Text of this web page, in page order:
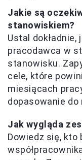
Jakie są
stanowiskiem?
Ustal
pracodawca w
stanowisku.
cele, które
miesiącach
dopasowanie do
Jak wygląda
Dowiedz się,